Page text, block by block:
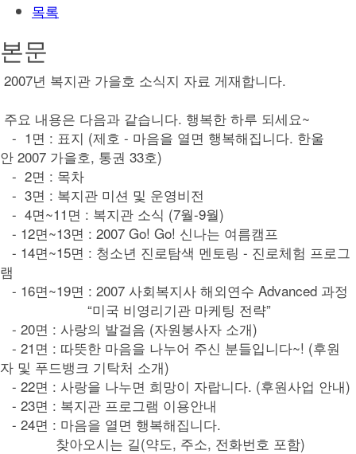
목록
본문
2007년 복지관 가을호 소식지 자료 게재합니다.
주요 내용은 다음과 같습니다. 행복한 하루 되세요~
- 1면 : 표지 (제호 - 마음을 열면 행복해집니다. 한울
안 2007 가을호, 통권 33호)
- 2면 : 목차
- 3면 : 복지관 미션 및 운영비전
- 4면~11면 : 복지관 소식 (7월-9월)
- 12면~13면 : 2007 Go! Go! 신나는 여름캠프
- 14면~15면 : 청소년 진로탐색 멘토링 - 진로체험 프로그
램
- 16면~19면 : 2007 사회복지사 해외연수 Advanced 과정
“미국 비영리기관 마케팅 전략”
- 20면 : 사랑의 발걸음 (자원봉사자 소개)
- 21면 : 따뜻한 마음을 나누어 주신 분들입니다~! (후원
자 및 푸드뱅크 기탁처 소개)
- 22면 : 사랑을 나누면 희망이 자랍니다. (후원사업 안내)
- 23면 : 복지관 프로그램 이용안내
- 24면 : 마음을 열면 행복해집니다.
찾아오시는 길(약도, 주소, 전화번호 포함)